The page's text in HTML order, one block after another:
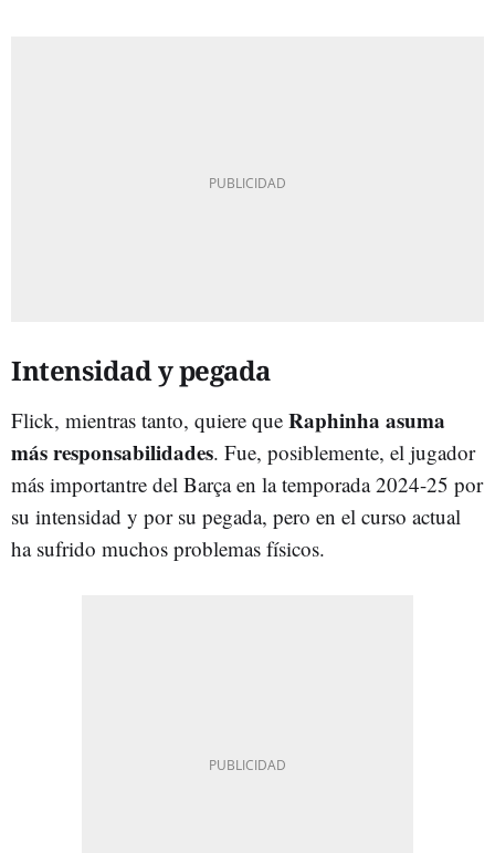
Intensidad y pegada
Flick, mientras tanto, quiere que Raphinha asuma
más responsabilidades. Fue, posiblemente, el jugador
más importantre del Barça en la temporada 2024-25 por
su intensidad y por su pegada, pero en el curso actual
ha sufrido muchos problemas físicos.